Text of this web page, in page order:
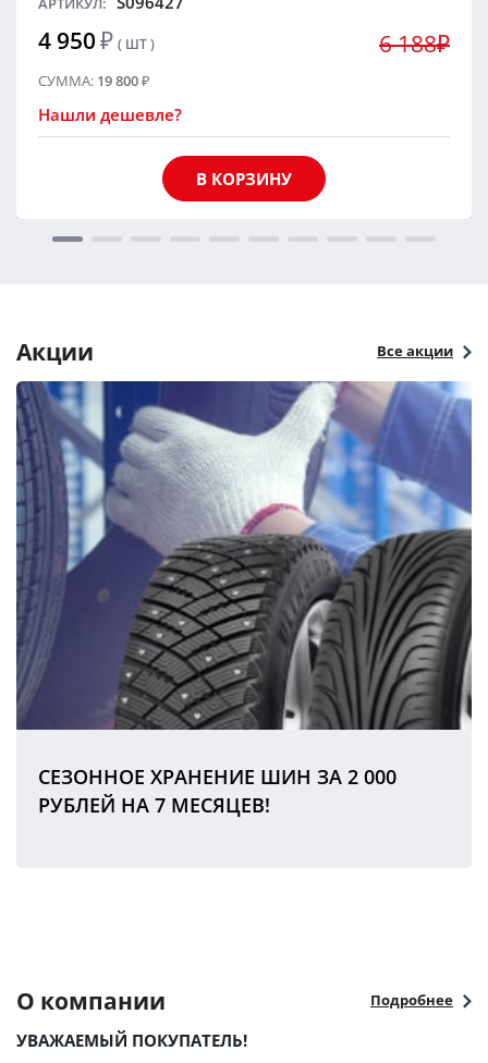
4 950₽ ( ШТ ) 6 188₽
СУММА: 19 800₽
Нашли дешевле?
В КОРЗИНУ
Акции Все акции
СЕЗОННОЕ ХРАНЕНИЕ ШИН ЗА 2 000
РУБЛЕЙ НА 7 МЕСЯЦЕВ!
О компании Подробнее
УВАЖАЕМЫЙ ПОКУПАТЕЛЬ!